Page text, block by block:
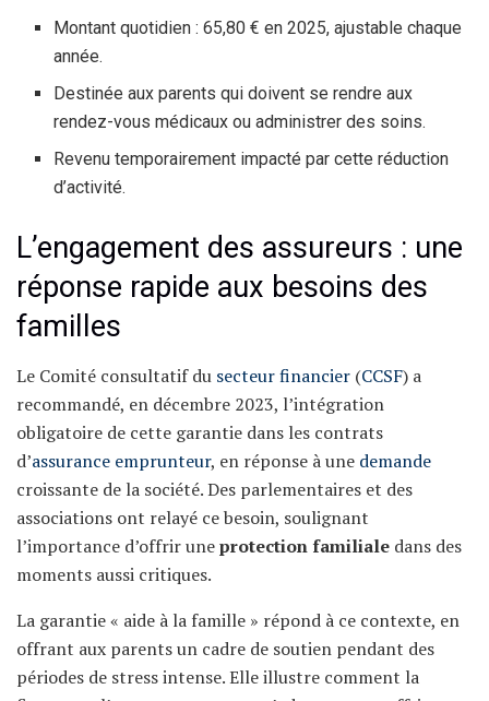
Montant quotidien : 65,80 € en 2025, ajustable chaque
année.
Destinée aux parents qui doivent se rendre aux
rendez-vous médicaux ou administrer des soins.
Revenu temporairement impacté par cette réduction
d’activité.
L’engagement des assureurs : une
réponse rapide aux besoins des
familles
Le Comité consultatif du secteur financier (CCSF) a
recommandé, en décembre 2023, l’intégration
obligatoire de cette garantie dans les contrats
d’assurance emprunteur, en réponse à une demande
croissante de la société. Des parlementaires et des
associations ont relayé ce besoin, soulignant
l’importance d’offrir uneprotection familiale dans des
moments aussi critiques.
La garantie « aide à la famille » répond à ce contexte, en
offrant aux parents un cadre de soutien pendant des
périodes de stress intense. Elle illustre comment la